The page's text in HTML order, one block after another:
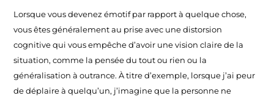
Lorsque vous devenez émotif par rapport à quelque chose,
vous êtes généralement au prise avec une distorsion
cognitive qui vous empêche d’avoir une vision claire de la
situation, comme la pensée du tout ou rien ou la
généralisation à outrance. À titre d’exemple, lorsque j’ai peur
de déplaire à quelqu’un, j’imagine que la personne ne